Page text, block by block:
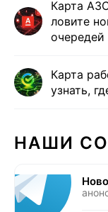
Карта
ловите
очередей
Карта
узнать,
НАШИ